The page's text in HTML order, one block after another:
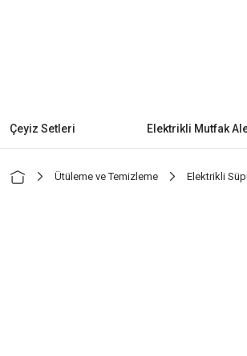
Çeyiz Setleri Elektrikli Mutfak
Ütüleme ve Temizleme Elektrikli